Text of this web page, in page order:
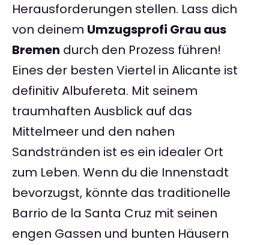
Herausforderungen stellen. Lass dich
von deinem Umzugsprofi Grau aus
Bremen durch den Prozess führen!
Eines der besten Viertel in Alicante ist
definitiv Albufereta. Mit seinem
traumhaften Ausblick auf das
Mittelmeer und den nahen
Sandstränden ist es ein idealer Ort
zum Leben. Wenn du die Innenstadt
bevorzugst, könnte das traditionelle
Barrio de la Santa Cruz mit seinen
engen Gassen und bunten Häusern